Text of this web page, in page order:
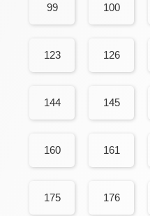
99 100
123 126
144 145
160 161
175 176